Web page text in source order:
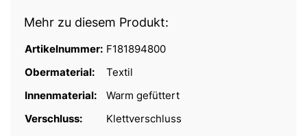
Mehr zu diesem Produkt:
Artikelnummer: F181894800
Obermaterial:
Textil
Innenmaterial:
Warm gefüttert
Verschluss:
Klettverschluss